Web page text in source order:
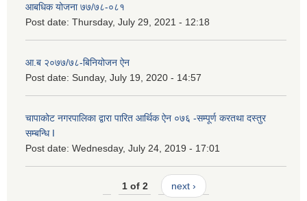
आबधिक योजना ७७/७८-०८१
Post date: Thursday, July 29, 2021 - 12:18
आ.ब २०७७/७८-बिनियोजन ऐन
Post date: Sunday, July 19, 2020 - 14:57
चापाकोट नगरपालिका द्वारा पारित आर्थिक ऐन ०७६ -सम्पूर्ण करतथा दस्तुर
सम्बन्धि I
Post date: Wednesday, July 24, 2019 - 17:01
1 of 2 next ›